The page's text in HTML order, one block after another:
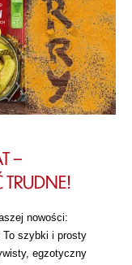
–
nowości:
To szybki i prosty
egzotyczny